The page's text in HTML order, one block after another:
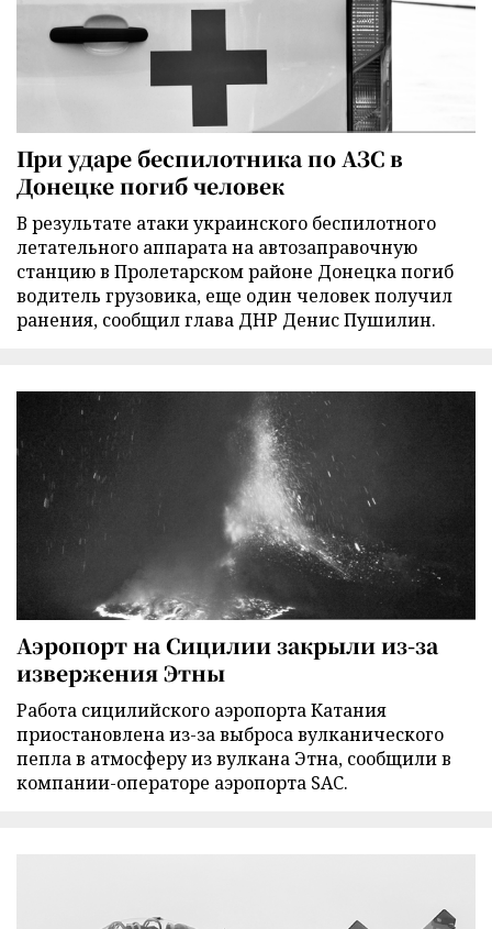
При ударе беспилотника по АЗС в
Донецке погиб человек
В результате атаки украинского беспилотного
летательного аппарата на автозаправочную
станцию в Пролетарском районе Донецка погиб
водитель грузовика, еще один человек получил
ранения, сообщил глава ДНР Денис Пушилин.
Аэропорт на Сицилии закрыли из-за
извержения Этны
Работа сицилийского аэропорта Катания
приостановлена из-за выброса вулканического
пепла в атмосферу из вулкана Этна, сообщили в
компании-операторе аэропорта SAC.